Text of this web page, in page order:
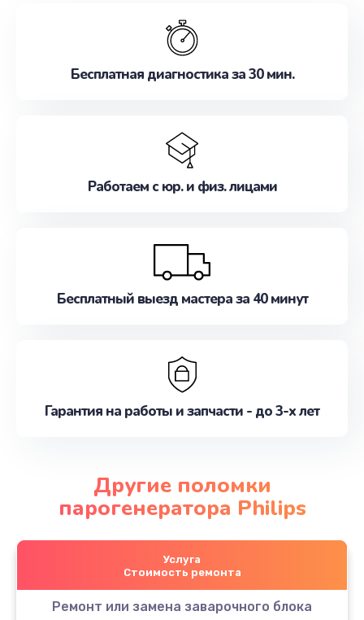
Бесплатная диагностика за 30 мин.
Работаем с юр. и физ. лицами
Бесплатный выезд мастера за 40 минут
Гарантия на работы и запчасти - до 3-х лет
Другие поломки
парогенератора Philips
Услуга
Стоимость ремонта
Ремонт или замена заварочного блока